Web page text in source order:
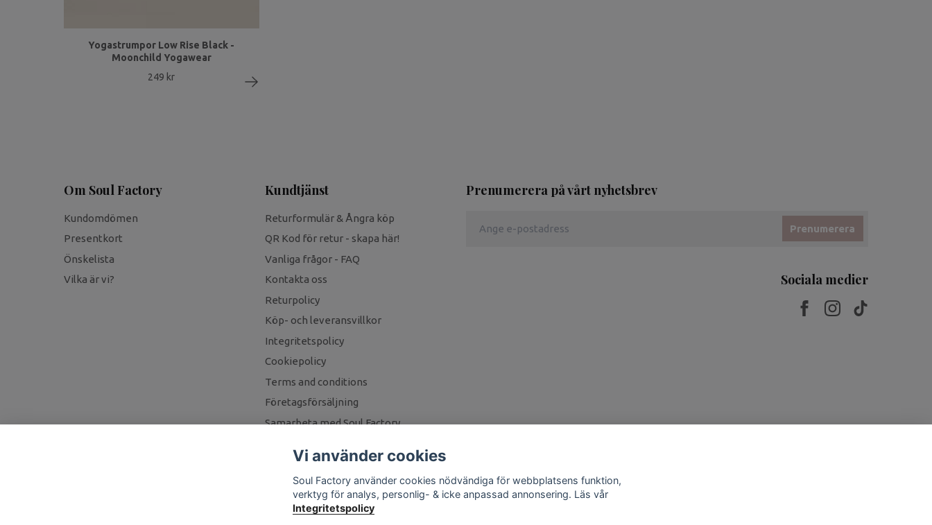
Yogastrumpor Low Rise Black -
Moonchild Yogawear
249 kr
Om Soul Factory
Kundomdömen
Presentkort
Önskelista
Vilka är vi?
Kundtjänst
Returformulär & Ångra köp
QR Kod för retur - skapa här!
Vanliga frågor - FAQ
Kontakta oss
Returpolicy
Köp- och leveransvillkor
Integritetspolicy
Cookiepolicy
Terms and conditions
Företagsförsäljning
Samarbeta med Soul Factory
Prenumerera på vårt nyhetsbrev
Prenumerera
Sociala medier
Vi använder cookies
Soul Factory använder cookies nödvändiga för webbplatsens funktion,
verktyg för analys, personlig- & icke anpassad annonsering. Läs vår
Integritetspolicy